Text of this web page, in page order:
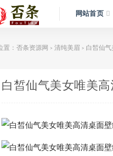
网站首页
置： 否条资源网 > 清纯美眉 > 白皙仙
白皙仙气美女唯美